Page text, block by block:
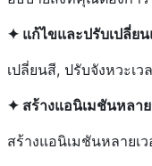
✦ แก้ไขและปรับเปลี่ย
เปลี่ยนสี, ปรับจังหวะเ
✦ สร้างแอนิเมชันหลา
สร้างแอนิเมชันหลาย